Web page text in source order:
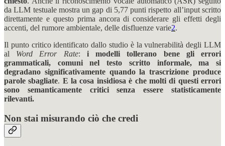
da LLM testuale mostra un gap di 5,77 punti rispetto all’input scritto
direttamente e questo prima ancora di considerare gli effetti degli
accenti, del rumore ambientale, delle disfluenze varie2.
Il punto critico identificato dallo studio è la vulnerabilità degli LLM
al Word Error Rate: i modelli tollerano bene gli errori
grammaticali, comuni nel testo scritto informale, ma si
degradano significativamente quando la trascrizione produce
parole sbagliate. E la cosa insidiosa è che molti di questi errori
sono semanticamente critici senza essere statisticamente
rilevanti.
Non stai misurando ciò che credi